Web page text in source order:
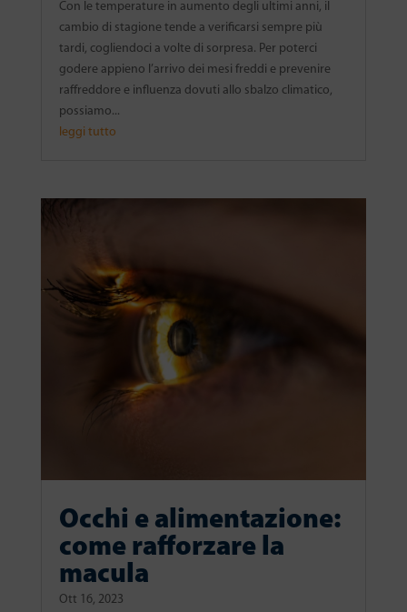
Con le temperature in aumento degli ultimi anni, il
cambio di stagione tende a verificarsi sempre più
tardi, cogliendoci a volte di sorpresa. Per poterci
godere appieno l’arrivo dei mesi freddi e prevenire
raffreddore e influenza dovuti allo sbalzo climatico,
possiamo...
leggi tutto
Occhi e alimentazione:
come rafforzare la
macula
Ott 16, 2023